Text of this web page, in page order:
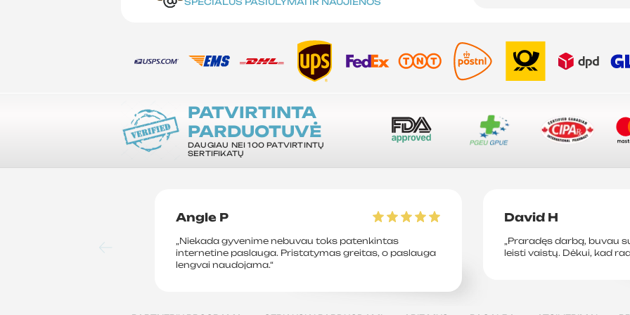
PATVIRTINTA
PARDUOTUVĖ
DAUGIAU NEI 100 PATVIRTINTŲ
SERTIFIKATŲ
Angle P
„Niekada gyvenime nebuvau toks patenkintas
internetine paslauga. Pristatymas greitas, o paslauga
lengvai naudojama.“
David H
„Praradęs darbą, buvau
leisti vaistų. Dėkui, kad